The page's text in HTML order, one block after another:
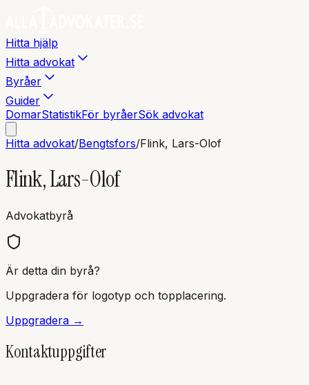
Hitta hjälp
Hitta advokat
Byråer
Guider
DomarStatistikFör byråerSök advokat
Hitta advokat/Bengtsfors/Flink, Lars-Olof
Flink, Lars-Olof
Advokatbyrå
Är detta din byrå?
Uppgradera för logotyp och topplacering.
Uppgradera →
Kontaktuppgifter